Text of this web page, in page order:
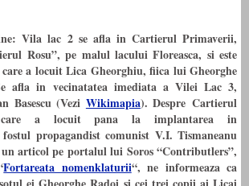
Vila lac 2 se afla in Cartierul Primaverii,
Rosu”, pe malul lacului Floreasca, si este
a locuit Lica Gheorghiu, fiica lui Gheorghe
afla in vecinatatea imediata a Vilei Lac 3,
Basescu (Vezi Wikimapia). Despre Cartierul
a locuit pana la implantarea in
propagandist comunist V.I. Tismaneanu
articol pe portalul lui Soros “Contributlers”,
Fortareata nomenklaturii“, ne informeaza ca